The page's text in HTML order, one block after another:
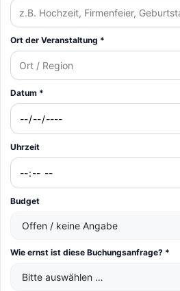
Ort der Veranstaltung *
Datum *
Uhrzeit
Budget
Wie ernst ist diese Buchungsanfrage? *